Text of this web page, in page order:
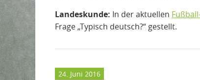
Landeskunde: In der aktuellen
Frage „Typisch deutsch?“ gestellt.
24. Juni 2016